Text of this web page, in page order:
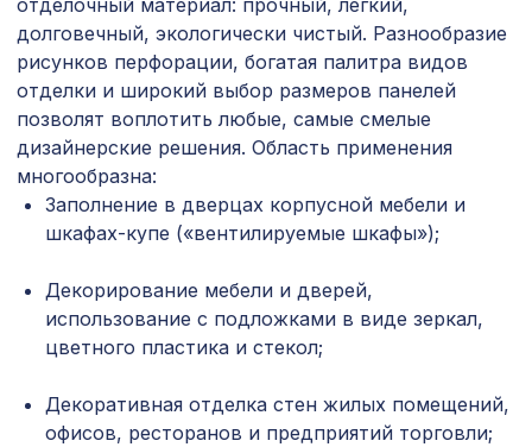
рамка 900х600мм, перфорация
КВАДРО 10-20, венге
Перфорированная панель КВАДРО
11-45, 1000х680мм, ХДФ, без отделки
1162 ₽
АРКА КЛАССИКА, мелинга капучино 7803 ₽
Экран для радиатора, МОДЕРН,
рамка 900х600мм, перфорация
Перфорированная потолочная плита
ДАМАСКО КАРЕ, 595х595мм, ХДФ,
венге
760 ₽
1000х680мм, ХДФ, белая
1221 ₽
отделочный материал: прочный, легкий,
долговечный, экологически чистый. Разнообразие
рисунков перфорации, богатая палитра видов
отделки и широкий выбор размеров панелей
позволят воплотить любые, самые смелые
дизайнерские решения. Область применения
многообразна:
Заполнение в дверцах корпусной мебели и
шкафах-купе («вентилируемые шкафы»);
Декорирование мебели и дверей,
использование с подложками в виде зеркал,
цветного пластика и стекол;
Декоративная отделка стен жилых помещений,
офисов, ресторанов и предприятий торговли;